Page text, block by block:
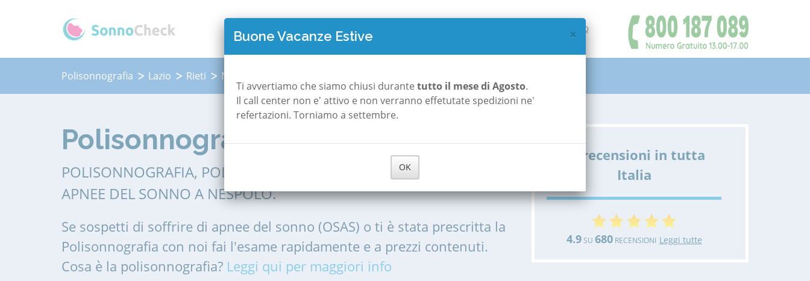
QUANTO COSTA POLISONNOGRAFIA FAQ
Polisonnografia Lazio Rieti Nespolo
Polisonnografia a Nespolo
POLISONNOGRAFIA, POLIGRAFIA, POLISONNOGRAMMA PER LE
APNEE DEL SONNO A NESPOLO.
Se sospetti di soffrire di apnee del sonno (OSAS) o ti è stata prescritta la
Polisonnografia con noi fai l'esame rapidamente e a prezzi contenuti.
Cosa è la polisonnografia? Leggi qui per maggiori info
Le recensioni in tutta
Italia
4.9SU 680RECENSIONI Leggi tutte
×
Buone Vacanze Estive
Ti avvertiamo che siamo chiusi durante tutto il mese di Agosto.
Il call center non e' attivo e non verranno effetutate spedizioni ne'
refertazioni. Torniamo a settembre.
OK